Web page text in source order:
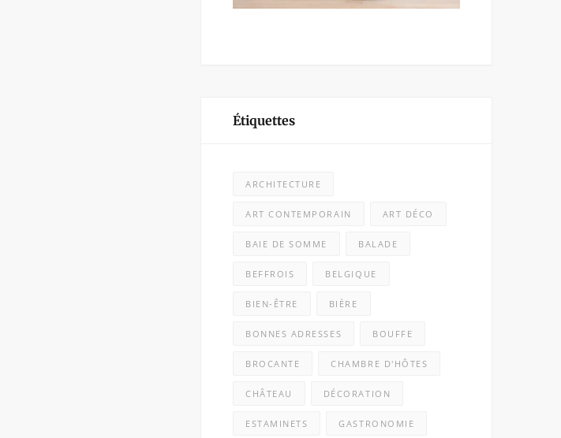
Étiquettes
ARCHITECTURE
ART CONTEMPORAIN ART DÉCO
BAIE DE SOMME BALADE
BEFFROIS BELGIQUE
BIEN-ÊTRE BIÈRE
BONNES ADRESSES BOUFFE
BROCANTE CHAMBRE D'HÔTES
CHÂTEAU DÉCORATION
ESTAMINETS GASTRONOMIE